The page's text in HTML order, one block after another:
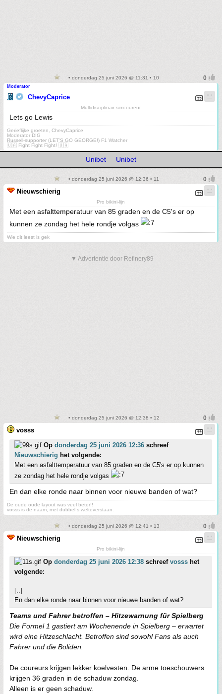
• donderdag 25 juni 2026 @ 11:31 • 10
Moderator
ChevyCaprice
Multidisciplinair simcoureur
Lets go Lewis
Gerieflijke groeten, ChevyCaprice
Moderator DIG
Russell-supporter (LET'S GO GEORGE!) F1 Watcher
🇺🇦 Fight Fight Fight! 🇺🇦
Unibet Unibet
• donderdag 25 juni 2026 @ 12:36 • 11
Nieuwschierig
Pro bikini-lijn
Met een asfalttemperatuur van 85 graden en de C5's er op
kunnen ze zondag het hele rondje volgas
Wie dit leest is gek
▼ Advertentie door Refinery89
• donderdag 25 juni 2026 @ 12:38 • 12
vosss
Op donderdag 25 juni 2026 12:36 schreef
Nieuwschierig het volgende:
Met een asfalttemperatuur van 85 graden en de C5's er op kunnen
ze zondag het hele rondje volgas
En dan elke ronde naar binnen voor nieuwe banden of wat?
De oude oude layout was veel beter!!
vosss is de naam, met dubbel s welteverstaan.
• donderdag 25 juni 2026 @ 12:41 • 13
Nieuwschierig
Pro bikini-lijn
Op donderdag 25 juni 2026 12:38 schreef vosss het
volgende:
[..]
En dan elke ronde naar binnen voor nieuwe banden of wat?
Teams und Fahrer betroffen – Hitzewarnung für Spielberg
Die Formel 1 gastiert am Wochenende in Spielberg – erwartet
wird eine Hitzeschlacht. Betroffen sind sowohl Fans als auch
Fahrer und die Boliden.
De coureurs krijgen lekker koelvesten. De arme toeschouwers
krijgen 36 graden in de schaduw zondag.
Alleen is er geen schaduw.